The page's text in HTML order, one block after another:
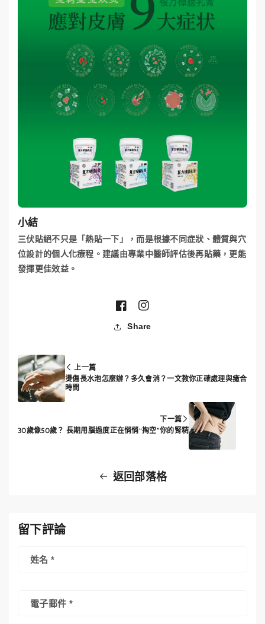
小結
三伏貼絕不只是「熱貼一下」，而是根據不同症狀、體質與穴
位設計的個人化療程。建議由專業中醫師評估後再貼藥，更能
發揮更佳效益。
F
a
b
k
I
n
a
a
Share
上一篇
燙傷長水泡怎麼辦？多久會消？一文教你正確處理與癒合
時間
下一篇
30歲像50歲？ 長期用腦過度正在悄悄“掏空”你的腎精
返回部落格
留下評論
姓名 *
電子郵件 *